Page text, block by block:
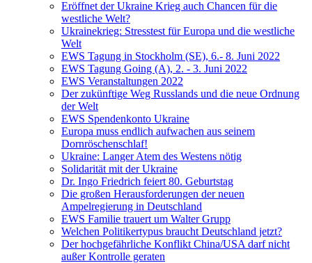
Eröffnet der Ukraine Krieg auch Chancen für die
westliche Welt?
Ukrainekrieg: Stresstest für Europa und die westliche
Welt
EWS Tagung in Stockholm (SE), 6.- 8. Juni 2022
EWS Tagung Going (A), 2. - 3. Juni 2022
EWS Veranstaltungen 2022
Der zukünftige Weg Russlands und die neue Ordnung
der Welt
EWS Spendenkonto Ukraine
Europa muss endlich aufwachen aus seinem
Dornröschenschlaf!
Ukraine: Langer Atem des Westens nötig
Solidarität mit der Ukraine
Dr. Ingo Friedrich feiert 80. Geburtstag
Die großen Herausforderungen der neuen
Ampelregierung in Deutschland
EWS Familie trauert um Walter Grupp
Welchen Politikertypus braucht Deutschland jetzt?
Der hochgefährliche Konflikt China/USA darf nicht
außer Kontrolle geraten